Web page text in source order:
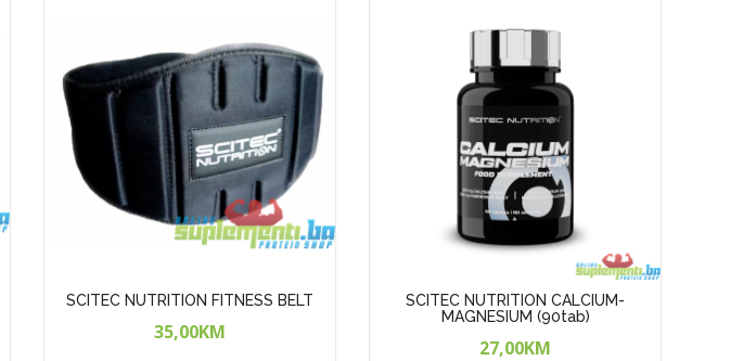
SCITEC NUTRITION FITNESS BELT
35,00KM
SCITEC NUTRITION CALCIUM-
MAGNESIUM (90tab)
27,00KM